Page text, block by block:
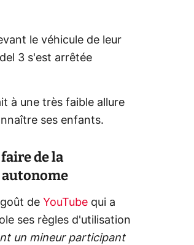
le véhicule de leur
3 s'est arrêtée
à une très faible allure
ses enfants.
de la
autonome
de YouTube qui a
ses règles d'utilisation
un mineur participant